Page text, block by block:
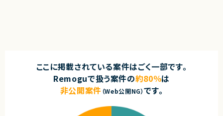
ここに掲載されている案件はごく一部です。
Remoguで扱う案件の約80％は
非公開案件 （Web公開NG）です。